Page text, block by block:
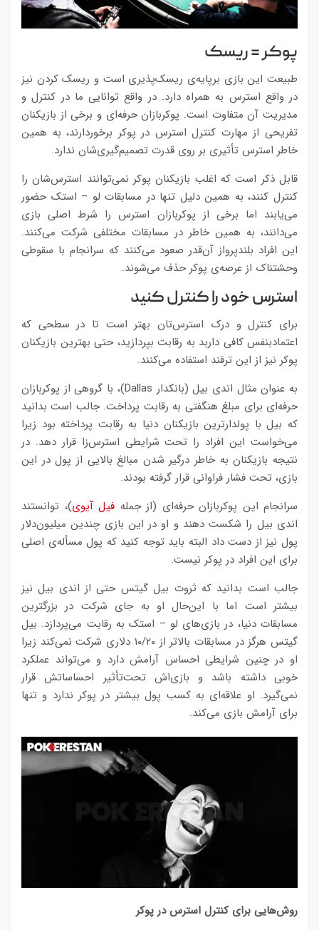
پوکر = ریسک
طبیعت این بازی برپایه‌ی ریسک‌پذیری است و ریسک کردن نیز
در واقع استرس به همراه دارد. در واقع توانایی ما در کنترل و
مدیریت آن متفاوت است. پوکربازان حرفه‌ای و برخی از بازیکنان
تفریحی از مهارت کنترل استرس در پوکر برخوردارند، به همین
خاطر استرس تأثیری بر روی قدرت تصمیم‌گیری‌شان ندارد.
قابل ذکر است که اغلب بازیکنان پوکر نمی‌توانند استرس‌شان را
کنترل کنند، به همین دلیل تنها در مسابقات لو – استک حضور
می‌یابند اما برخی از پوکربازان استرس را شرط اصلی بازی
می‌دانند، به همین خاطر در مسابقات مختلفی شرکت می‌کنند.
این افراد بلندپرواز آن‌قدر صعود می‌کنند که سرانجام با سقوطی
وحشتناک از عرصه‌ی پوکر حذف می‌شوند.
استرس خود را کنترل کنید
برای کنترل و درک استرس‌تان بهتر است تا در سطحی که
اعتمادبنفس کافی داربد به رقابت بپردازید، حتی بهترین بازیکنان
پوکر نیز از این ترفند استفاده می‌کنند.
به عنوان مثال اندی بیل (بانکدار Dallas)، با گروهی از پوکربازان
حرفه‌ای برای مبلغ هنگفتی به رقابت پرداخت. جالب است بدانید
که بیل با پولدارترین بازیکنان دنیا به رقابت پرداخته بود زیرا
می‌خواست این افراد را تحت شرایطی استرس‌زا قرار دهد. در
نتیجه بازیکنان به خاطر درگیر شدن مبالغ بالایی از پول در این
بازی، تحت فشار فراوانی قرار گرفته بودند.
سرانجام این پوکربازان حرفه‌ای (از جمله فیل آیوی)، توانستند
اندی بیل را شکست دهند و او در این بازی چندین میلیون‌دلار
پول نیز از دست داد البته باید توجه کنید که پول مسأله‌ی اصلی
برای این افراد در پوکر نیست.
جالب است بدانید که ثروت بیل گیتس حتی از اندی بیل نیز
بیشتر است اما با این‌حال او به جای شرکت در بزرگترین
مسابقات دنیا، در بازی‌های لو – استک به رقابت می‌پردازد. بیل
گیتس هرگز در مسابقات بالاتر از ۱۰/۲۰ دلاری شرکت نمی‌کند زیرا
او در چنین شرایطی احساس آرامش دارد و می‌تواند عملکرد
خوبی داشته باشد و بازی‌اش تحت‌تأثیر احساساتش قرار
نمی‌گیرد. او علاقه‌ای به کسب پول بیشتر در پوکر ندارد و تنها
برای آرامش بازی می‌کند.
روش‌هایی برای کنترل استرس در پوکر